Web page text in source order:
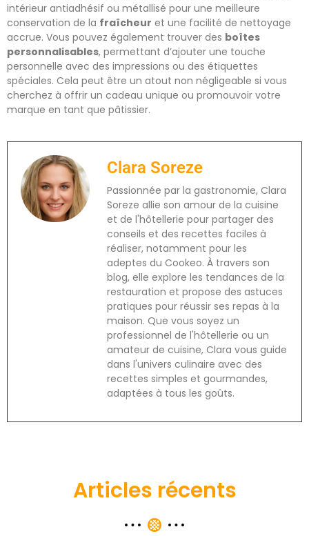
intérieur antiadhésif ou métallisé pour une meilleure
conservation de la fraîcheur et une facilité de nettoyage
accrue. Vous pouvez également trouver des boîtes
personnalisables, permettant d’ajouter une touche
personnelle avec des impressions ou des étiquettes
spéciales. Cela peut être un atout non négligeable si vous
cherchez à offrir un cadeau unique ou promouvoir votre
marque en tant que pâtissier.
Clara Soreze
Passionnée par la gastronomie, Clara
Soreze allie son amour de la cuisine
et de l'hôtellerie pour partager des
conseils et des recettes faciles à
réaliser, notamment pour les
adeptes du Cookeo. À travers son
blog, elle explore les tendances de la
restauration et propose des astuces
pratiques pour réussir ses repas à la
maison. Que vous soyez un
professionnel de l'hôtellerie ou un
amateur de cuisine, Clara vous guide
dans l'univers culinaire avec des
recettes simples et gourmandes,
adaptées à tous les goûts.
Articles récents